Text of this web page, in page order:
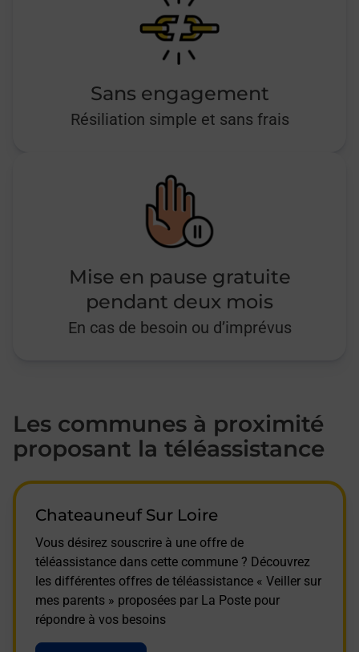
Sans engagement
Résiliation simple et sans frais
Mise en pause gratuite
pendant deux mois
En cas de besoin ou d’imprévus
Les communes à proximité
proposant la téléassistance
Chateauneuf Sur Loire
Vous désirez souscrire à une offre de
téléassistance dans cette commune ? Découvrez
les différentes offres de téléassistance « Veiller sur
mes parents » proposées par La Poste pour
répondre à vos besoins